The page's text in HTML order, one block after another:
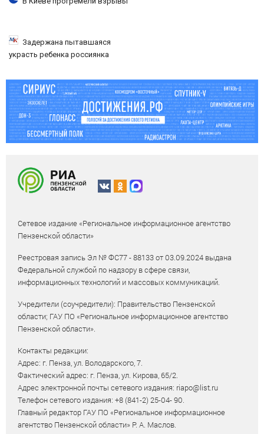
Задержана пытавшаяся
украсть ребенка россиянка
Сетевое издание «Региональное информационное агентство
Пензенской области»
Реестровая запись Эл № ФС77 - 88133 от 03.09.2024 выдана
Федеральной службой по надзору в сфере связи,
информационных технологий и массовых коммуникаций.
Учредители (соучредители): Правительство Пензенской
области; ГАУ ПО «Региональное информационное агентство
Пензенской области».
Контакты редакции:
Адрес: г. Пенза, ул. Володарского, 7.
Фактический адрес: г. Пенза, ул. Кирова, 65/2.
Адрес электронной почты сетевого издания: riapo@list.ru
Телефон сетевого издания: +8 (841-2) 25-04- 90.
Главный редактор ГАУ ПО «Региональное информационное
агентство Пензенской области» Р. А. Маслов.